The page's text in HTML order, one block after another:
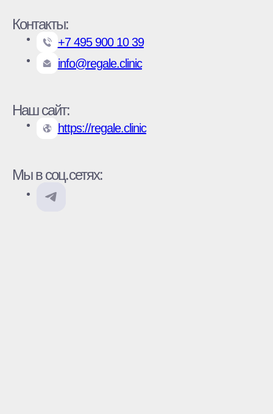
Контакты:
+7 495 900 10 39
info@regale.clinic
Наш сайт:
https://regale.clinic
Мы в соц.сетях: